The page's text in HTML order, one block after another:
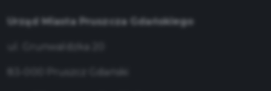
Urząd Miasta Pruszcza Gdańskiego